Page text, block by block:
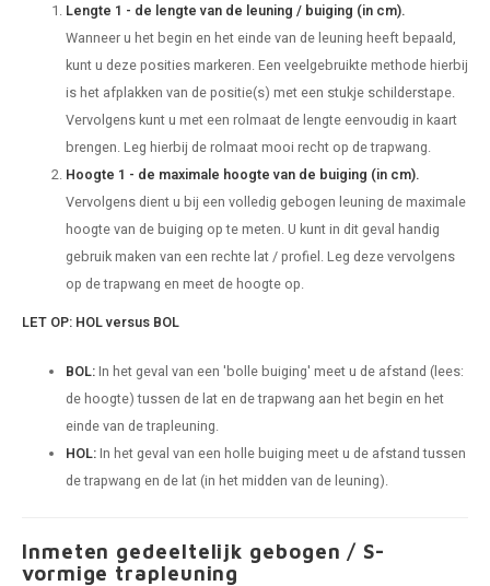
Lengte 1 - de lengte van de leuning / buiging (in cm).
Wanneer u het begin en het einde van de leuning heeft bepaald,
kunt u deze posities markeren. Een veelgebruikte methode hierbij
is het afplakken van de positie(s) met een stukje schilderstape.
Vervolgens kunt u met een rolmaat de lengte eenvoudig in kaart
brengen. Leg hierbij de rolmaat mooi recht op de trapwang.
Hoogte 1 - de maximale hoogte van de buiging (in cm).
Vervolgens dient u bij een volledig gebogen leuning de maximale
hoogte van de buiging op te meten. U kunt in dit geval handig
gebruik maken van een rechte lat / profiel. Leg deze vervolgens
op de trapwang en meet de hoogte op.
LET OP: HOL versus BOL
BOL:In het geval van een 'bolle buiging' meet u de afstand (lees:
de hoogte) tussen de lat en de trapwang aan het begin en het
einde van de trapleuning.
HOL:In het geval van een holle buiging meet u de afstand tussen
de trapwang en de lat (in het midden van de leuning).
Inmeten gedeeltelijk gebogen / S-
vormige trapleuning